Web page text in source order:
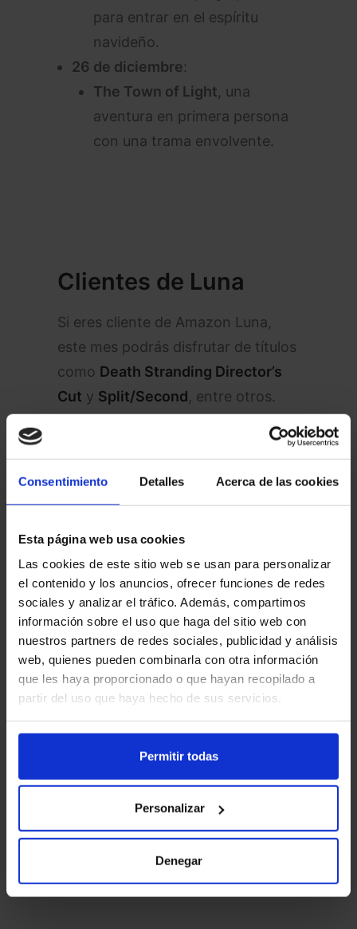
Consentimiento Detalles Acerca de las cookies
Esta página web usa cookies
Las cookies de este sitio web se usan para personalizar
el contenido y los anuncios, ofrecer funciones de redes
sociales y analizar el tráfico. Además, compartimos
información sobre el uso que haga del sitio web con
nuestros partners de redes sociales, publicidad y análisis
web, quienes pueden combinarla con otra información
que les haya proporcionado o que hayan recopilado a
partir del uso que haya hecho de sus servicios.
Permitir todas
Personalizar
Denegar
para entrar en el espíritu
navideño.
26 de diciembre:
The Town of Light, una
aventura en primera persona
con una trama envolvente.
Clientes de Luna
Si eres cliente de Amazon Luna,
este mes podrás disfrutar de títulos
como Death Stranding Director’s
Cut y Split/Second, entre otros.
Cierra el año jugando de
la mejor manera
Diciembre es el momento ideal para
suscripción de Amazon Prime. No
solo tienes envíos rápidos y series
exclusivas en Prime Video, sino que
cada mes puedes sumar nuevos
juegos a tu biblioteca.
¿A qué estás esperando? ¡Descarga
jugando!